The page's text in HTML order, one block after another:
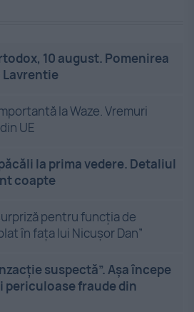
10 august. Pomenirea
la Waze. Vremuri
UE
la prima vedere. Detaliul
coapte
pentru funcția de
în fața lui Nicușor Dan”
suspectă”. Așa începe
periculoase fraude din